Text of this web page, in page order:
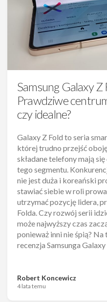
Samsung Galaxy Z
Prawdziwe
czy idealne?
Galaxy Z Fold to seria
której trudno przejść
składane telefony mają
tego segmentu.
nie jest duża i koreański
stawiać siebie w roli
utrzymać pozycję lidera,
Folda. Czy rozwój serii
może najwyższy czas
ponieważ inni nie śpią?
recenzja Samsunga
Robert Koncewicz
4 lata temu